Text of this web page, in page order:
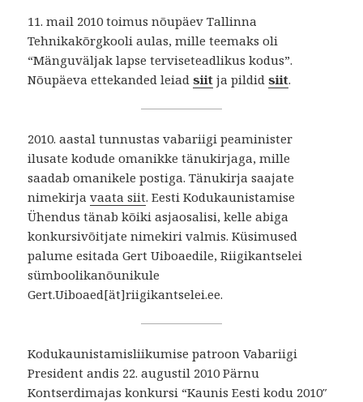
11. mail 2010 toimus nõupäev Tallinna
Tehnikakõrgkooli aulas, mille teemaks oli
“Mänguväljak lapse terviseteadlikus kodus”.
Nõupäeva ettekanded leiadsiit ja pildidsiit.
2010. aastal tunnustas vabariigi peaminister
ilusate kodude omanikke tänukirjaga, mille
saadab omanikele postiga. Tänukirja saajate
nimekirjavaata siit. Eesti Kodukaunistamise
Ühendus tänab kõiki asjaosalisi, kelle abiga
konkursivõitjate nimekiri valmis. Küsimused
palume esitada Gert Uiboaedile, Riigikantselei
sümboolikanõunikule
Gert.Uiboaed[ät]riigikantselei.ee.
Kodukaunistamisliikumise patroon Vabariigi
President andis 22. augustil 2010 Pärnu
Kontserdimajas konkursi “Kaunis Eesti kodu 2010″